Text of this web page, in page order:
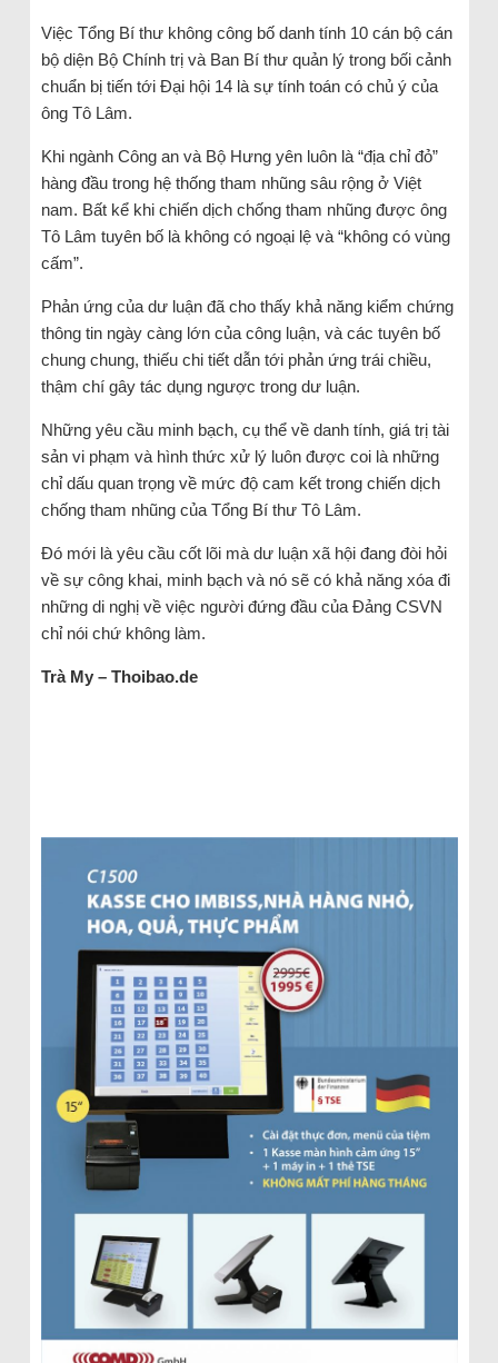
Việc Tổng Bí thư không công bố danh tính 10 cán bộ cán
bộ diện Bộ Chính trị và Ban Bí thư quản lý trong bối cảnh
chuẩn bị tiến tới Đại hội 14 là sự tính toán có chủ ý của
ông Tô Lâm.
Khi ngành Công an và Bộ Hưng yên luôn là “địa chỉ đỏ”
hàng đầu trong hệ thống tham nhũng sâu rộng ở Việt
nam. Bất kể khi chiến dịch chống tham nhũng được ông
Tô Lâm tuyên bố là không có ngoại lệ và “không có vùng
cấm”.
Phản ứng của dư luận đã cho thấy khả năng kiểm chứng
thông tin ngày càng lớn của công luận, và các tuyên bố
chung chung, thiếu chi tiết dẫn tới phản ứng trái chiều,
thậm chí gây tác dụng ngược trong dư luận.
Những yêu cầu minh bạch, cụ thể về danh tính, giá trị tài
sản vi phạm và hình thức xử lý luôn được coi là những
chỉ dấu quan trọng về mức độ cam kết trong chiến dịch
chống tham nhũng của Tổng Bí thư Tô Lâm.
Đó mới là yêu cầu cốt lõi mà dư luận xã hội đang đòi hỏi
về sự công khai, minh bạch và nó sẽ có khả năng xóa đi
những di nghị về việc người đứng đầu của Đảng CSVN
chỉ nói chứ không làm.
Trà My – Thoibao.de